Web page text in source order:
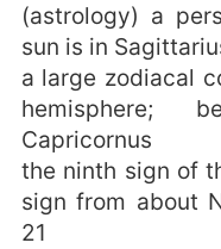
(astrology) a
sun is in
a large zodiacal
hemisphere;
Capricornus
the ninth sign of
sign from about
21